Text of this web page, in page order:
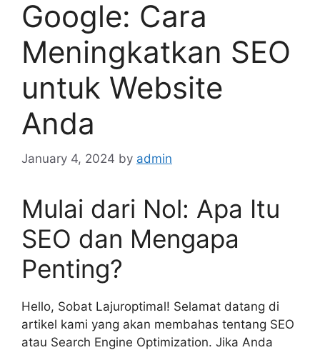
Google: Cara
Meningkatkan SEO
untuk Website
Anda
January 4, 2024 by admin
Mulai dari Nol: Apa Itu
SEO dan Mengapa
Penting?
Hello, Sobat Lajuroptimal! Selamat datang di
artikel kami yang akan membahas tentang SEO
atau Search Engine Optimization. Jika Anda